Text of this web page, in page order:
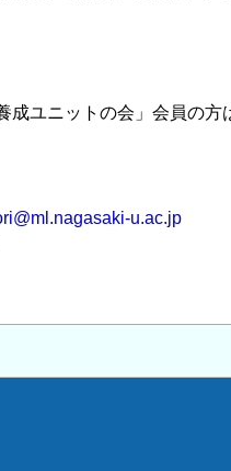
ユニットの会」会員の方
u.ac.jp